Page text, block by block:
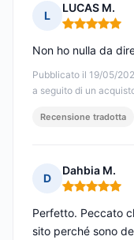
L
LUCAS M.
Nota: 5 su 5
Pubblicato il 19/05/
a seguito di un
Non ho nulla da
Recensione tradotta
D
Dahbia M.
Nota: 5 su 5
Perfetto. Peccato
sito perché sono